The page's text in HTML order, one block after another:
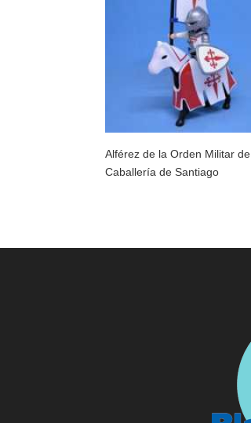
Alférez de la Orden Militar de
Caballería de Santiago